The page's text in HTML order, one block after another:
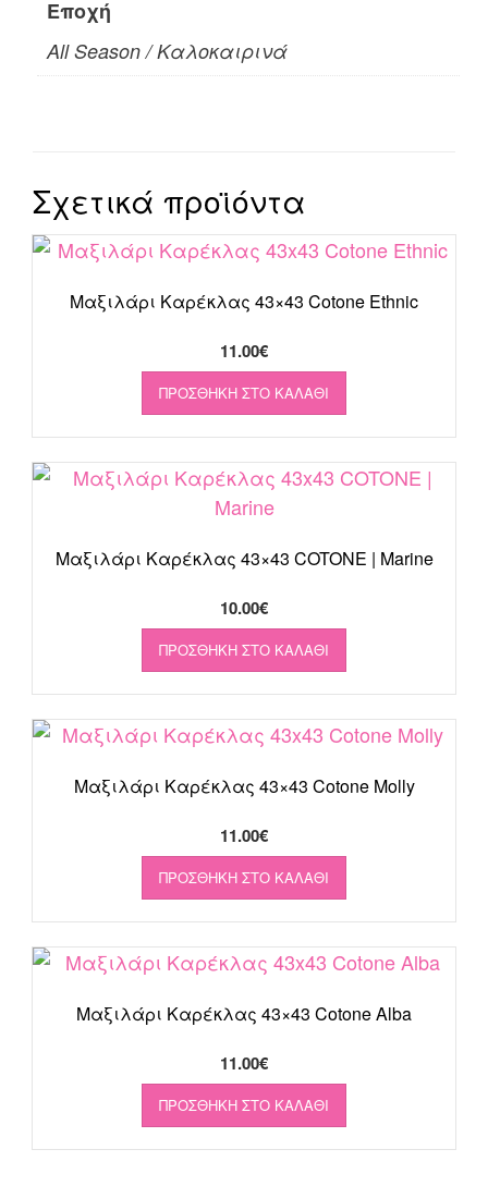
Εποχή
All Season / Καλοκαιρινά
Σχετικά προϊόντα
Μαξιλάρι Καρέκλας 43×43 Cotone Ethnic
11.00€
ΠΡΟΣΘΉΚΗ ΣΤΟ ΚΑΛΆΘΙ
Μαξιλάρι Καρέκλας 43×43 COTONE | Marine
10.00€
ΠΡΟΣΘΉΚΗ ΣΤΟ ΚΑΛΆΘΙ
Μαξιλάρι Καρέκλας 43×43 Cotone Molly
11.00€
ΠΡΟΣΘΉΚΗ ΣΤΟ ΚΑΛΆΘΙ
Μαξιλάρι Καρέκλας 43×43 Cotone Alba
11.00€
ΠΡΟΣΘΉΚΗ ΣΤΟ ΚΑΛΆΘΙ